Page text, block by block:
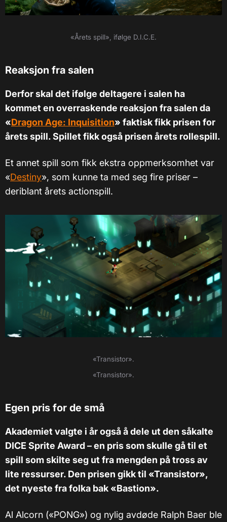
«Årets spill», ifølge D.I.C.E.
Reaksjon fra salen
Derfor skal det ifølge deltagere i salen ha
kommet en overraskende reaksjon fra salen da
«Dragon Age: Inquisition» faktisk fikk prisen for
årets spill. Spillet fikk også prisen årets rollespill.
Et annet spill som fikk ekstra oppmerksomhet var
«Destiny», som kunne ta med seg fire priser –
deriblant årets actionspill.
«Transistor».
«Transistor».
Egen pris for de små
Akademiet valgte i år også å dele ut den såkalte
DICE Sprite Award – en pris som skulle gå til et
spill som skilte seg ut fra mengden på tross av
lite ressurser. Den prisen gikk til «Transistor»,
det nyeste fra folka bak «Bastion».
Al Alcorn («PONG») og nylig avdøde Ralph Baer ble